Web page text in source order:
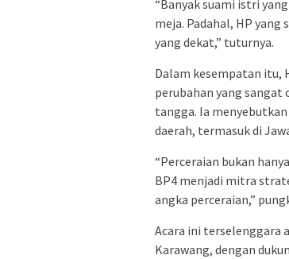
“Banyak suami istri
meja. Padahal, HP
yang dekat,” tuturnya.
Dalam kesempatan itu,
perubahan yang sangat
tangga. Ia
daerah, termasuk di
“Perceraian bukan
BP4 menjadi mitra
angka perceraian,”
Acara ini terselenggara
Karawang, dengan